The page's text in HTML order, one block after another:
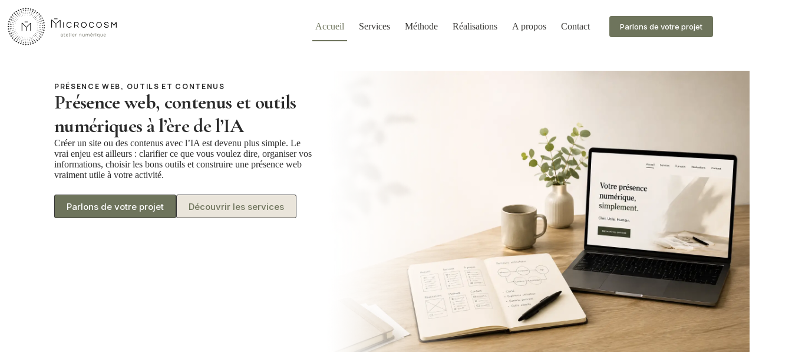
contenu
Accueil Services Méthode Réalisations A propos Contact Parlons de votre projet
PRÉSENCE WEB, OUTILS ET CONTENUS
Présence web, contenus et outils
numériques à l’ère de l’IA
Créer un site ou des contenus avec l’IA est devenu plus simple. Le
vrai enjeu est ailleurs : clarifier ce que vous voulez dire, organiser vos
informations, choisir les bons outils et construire une présence web
vraiment utile à votre activité.
Parlons de votre projet Découvrir les services